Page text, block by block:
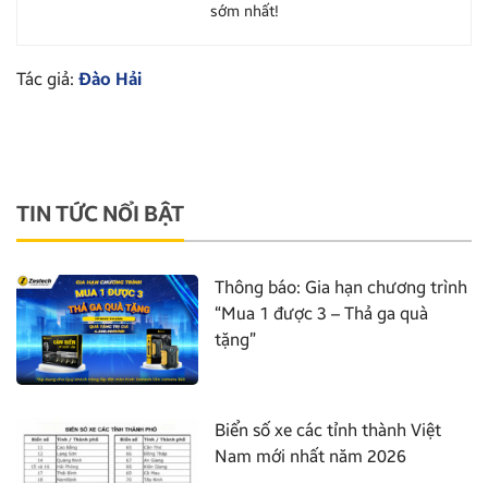
sớm nhất!
Tác giả: Đào Hải
TIN TỨC NỔI BẬT
Thông báo: Gia hạn chương trình
“Mua 1 được 3 – Thả ga quà
tặng”
Biển số xe các tỉnh thành Việt
Nam mới nhất năm 2026